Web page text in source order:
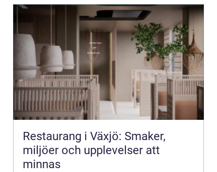
Restaurang i Växjö: Smaker,
miljöer och upplevelser att
minnas